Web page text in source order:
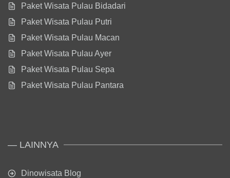
Paket Wisata Pulau Bidadari
Paket Wisata Pulau Putri
Paket Wisata Pulau Macan
Paket Wisata Pulau Ayer
Paket Wisata Pulau Sepa
Paket Wisata Pulau Pantara
— LAINNYA
Dinowisata Blog